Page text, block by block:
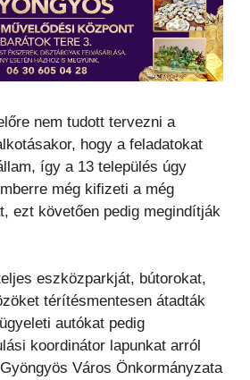
nem tudott tervezni a
hogy a feladatokat
így a 13 település úgy
még kifizeti a még
ezt követően pedig megindítják
eszközparkját, bútorokat,
térítésmentesen átadták
autókat pedig
koordinátor lapunkat arról
Város Önkormányzata